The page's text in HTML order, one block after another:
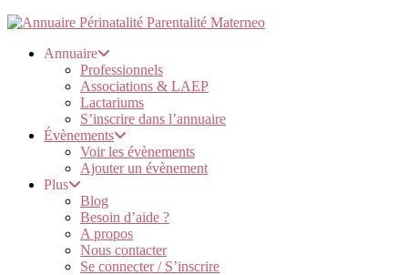
Annuaire
Professionnels
Associations & LAEP
Lactariums
S’inscrire dans l’annuaire
Évènements
Voir les évènements
Ajouter un évènement
Plus
Blog
Besoin d’aide ?
A propos
Nous contacter
Se connecter / S’inscrire